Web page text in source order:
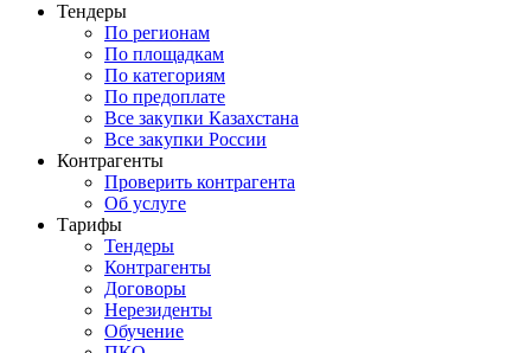
Тендеры
По регионам
По площадкам
По категориям
По предоплате
Все закупки Казахстана
Все закупки России
Контрагенты
Проверить контрагента
Об услуге
Тарифы
Тендеры
Контрагенты
Договоры
Нерезиденты
Обучение